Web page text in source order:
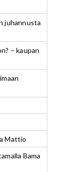
juhannusta
– kaupan
Mattio
Bama